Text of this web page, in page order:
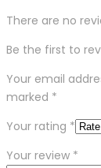
There are no
Your email
marked *
Your rating *
Your review *